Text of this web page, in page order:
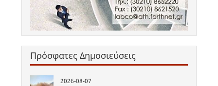
Πρόσφατες Δημοσιεύσεις
2026-08-07